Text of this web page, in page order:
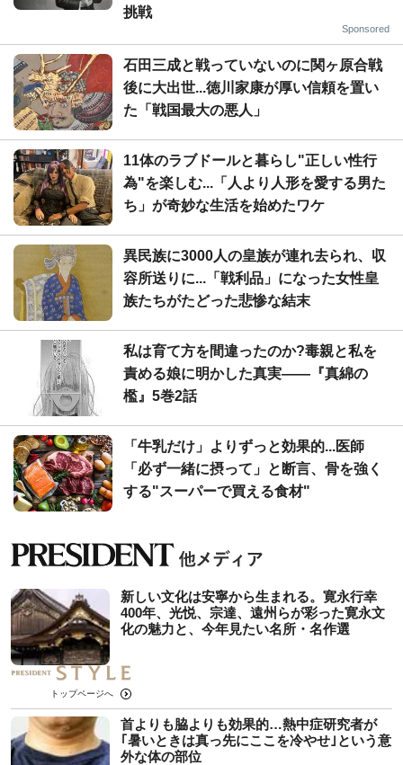
挑戦
Sponsored
石田三成と戦っていないのに関ヶ原合戦
後に大出世...徳川家康が厚い信頼を置い
た「戦国最大の悪人」
11体のラブドールと暮らし"正しい性行
為"を楽しむ...「人より人形を愛する男た
ち」が奇妙な生活を始めたワケ
異民族に3000人の皇族が連れ去られ、収
容所送りに...「戦利品」になった女性皇
族たちがたどった悲惨な結末
私は育て方を間違ったのか?毒親と私を
責める娘に明かした真実――『真綿の
檻』5巻2話
「牛乳だけ」よりずっと効果的...医師
「必ず一緒に摂って」と断言、骨を強く
する"スーパーで買える食材"
新しい文化は安寧から生まれる。寛永行幸
400年、光悦、宗達、遠州らが彩った寛永文
化の魅力と、今年見たい名所・名作選
トップページへ
首よりも脇よりも効果的…熱中症研究者が
｢暑いときは真っ先にここを冷やせ｣という意
外な体の部位